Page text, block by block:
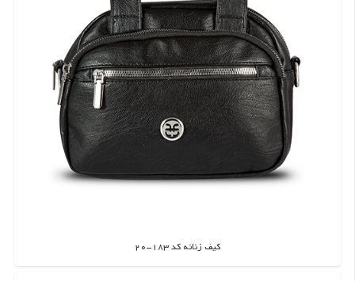
کیف زنانه کد 183-20
اطلاعات بیشتر